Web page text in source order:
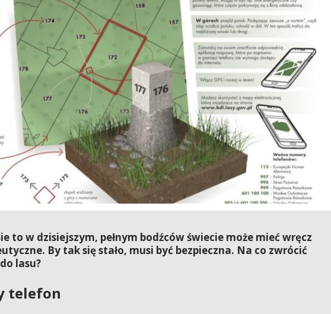
to w dzisiejszym, pełnym bodźców świecie może mieć wręcz
By tak się stało, musi być bezpieczna. Na co zwrócić
lasu?
telefon